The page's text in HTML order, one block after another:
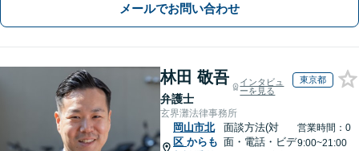
メールでお問い合わせ
林田 敬吾
弁護士
インタビュ
ーを見る
東京都
玄界灘法律事務所
岡山市北
区 からも
面談方法(対
面・電話・ビデ
営業時間：0
9:00~21:00